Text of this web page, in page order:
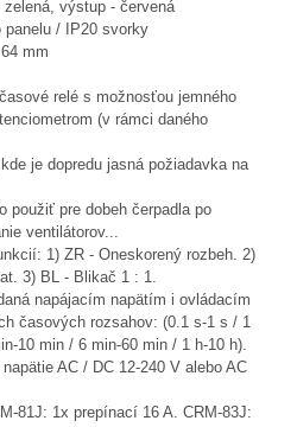
zelená, výstup - červená
panelu / IP20 svorky
mm
relé s možnosťou jemného
(v rámci daného
je dopredu jasná požiadavka na
použiť pre dobeh čerpadla po
ventilátorov...
1) ZR - Oneskorený rozbeh. 2)
3) BL - Blikač 1 : 1.
napájacím napätím i ovládacím
časových rozsahov: (0.1 s-1 s / 1
10 min / 6 min-60 min / 1 h-10 h).
AC / DC 12-240 V alebo AC
81J: 1x prepínací 16 A. CRM-83J: